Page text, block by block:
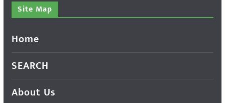
Site Map
Home
SEARCH
About Us